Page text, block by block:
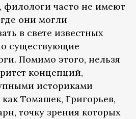
филологи часто не имеют
они могли
в свете известных
существующие
Помимо этого, нельзя
концепций,
историками
Томашек, Григорьев,
точку зрения которых